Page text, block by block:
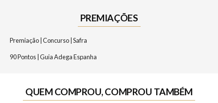
PREMIAÇÕES
Premiação | Concurso | Safra
90 Pontos | Guia Adega Espanha
QUEM COMPROU, COMPROU TAMBÉM